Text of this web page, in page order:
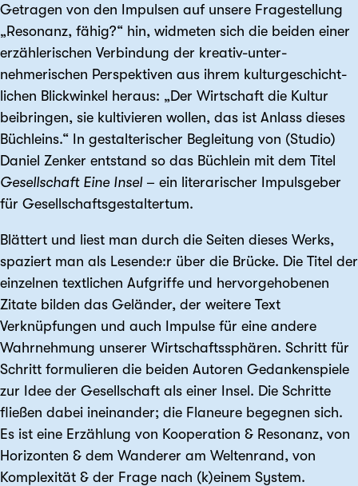
Getragen von den Impulsen auf unsere Frage­stellung
„Resonanz, fähig?“ hin, widmeten sich die beiden einer
erzählerischen Verbindung der kreativ-unter­
nehmerischen Perspek­tiven aus ihrem kultur­geschicht­
lichen Blick­winkel heraus: „Der Wirtschaft die Kultur
beibringen, sie kultivieren wollen, das ist Anlass dieses
Büchleins.“ In gestalterischer Beglei­tung von (Studio)
Daniel Zenker entstand so das Büchlein mit dem Titel
Gesellschaft Eine Insel– ein literarischer Impuls­geber
für Gesellschafts­gestaltertum.
Blättert und liest man durch die Seiten dieses Werks,
spaziert man als Lesende:r über die Brücke. Die Titel der
einzelnen textlichen Aufgriffe und hervor­gehobenen
Zitate bilden das Geländer, der weitere Text
Verknüpfungen und auch Impulse für eine andere
Wahrnehmung unserer Wirtschafts­sphären. Schritt für
Schritt formulieren die beiden Autoren Gedanken­spiele
zur Idee der Gesellschaft als einer Insel. Die Schritte
fließen dabei ineinander; die Flaneure begegnen sich.
Es ist eine Erzählung von Kooperation & Resonanz, von
Horizonten & dem Wanderer am Weltenrand, von
Komplexität & der Frage nach (k)einem System.